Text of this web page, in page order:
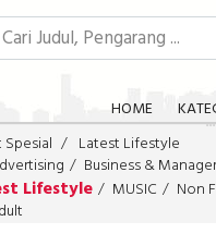
HOME
Latest Lifestyle
Business &
Lifestyle MUSIC Non